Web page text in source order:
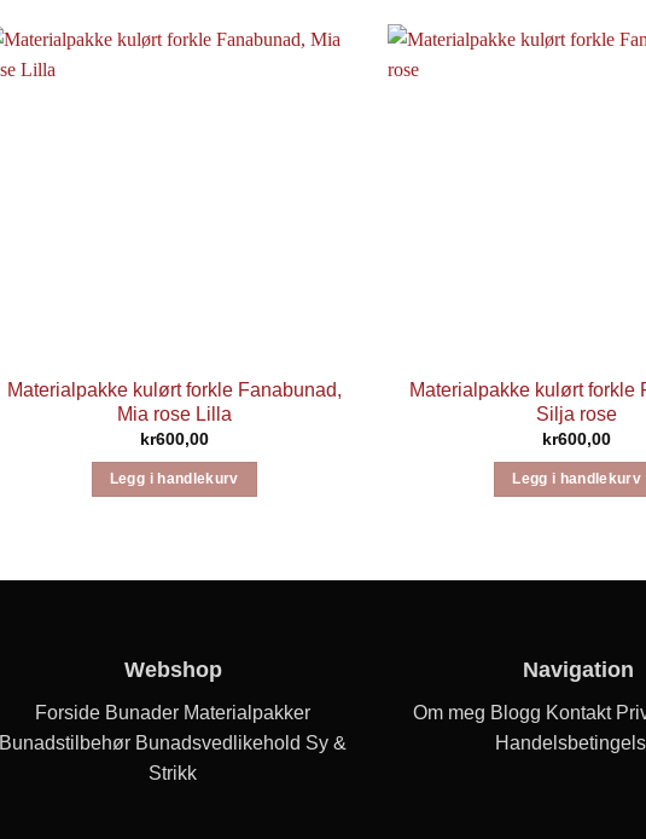
Materialpakke kulørt forkle Fanabunad,
Mia rose Lilla
kr600,00
Legg i handlekurv
Materialpakke kulørt forkle
Silja rose
kr600,00
Legg i handlekurv
Webshop
Forside Bunader Materialpakker
Bunadstilbehør Bunadsvedlikehold Sy &
Strikk
Navigation
Om meg Blogg Kontakt